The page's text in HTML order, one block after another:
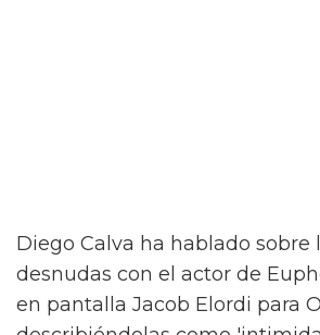
Diego Calva ha hablado sobre
desnudas con el actor de
en pantalla Jacob Elordi para